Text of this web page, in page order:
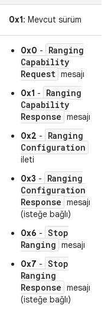
0x1: Mevcut sürüm
0x0 -
Ranging
Capability
Request mesajı
0x1 -
Ranging
Capability
Response mesajı
0x2 -
Ranging
Configuration
ileti
0x3 -
Ranging
Configuration
Response mesajı
(isteğe bağlı)
0x6 - Stop
Ranging mesajı
0x7 - Stop
Ranging
Response mesajı
(isteğe bağlı)